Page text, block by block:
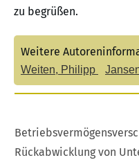
zu begrüßen.
Weitere
Weiten, Philipp
Rückabwicklung von